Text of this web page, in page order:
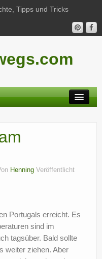
Tipps und Tricks
Henning Veröffentlicht
Portugals erreicht. Es
sind im
tagsüber. Bald sollte
weiter ziehen. Aber